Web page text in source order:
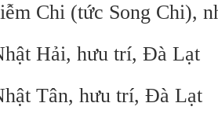
Chi (tức Song Chi),
Hải, hưu trí, Đà Lạt
Tân, hưu trí, Đà Lạt